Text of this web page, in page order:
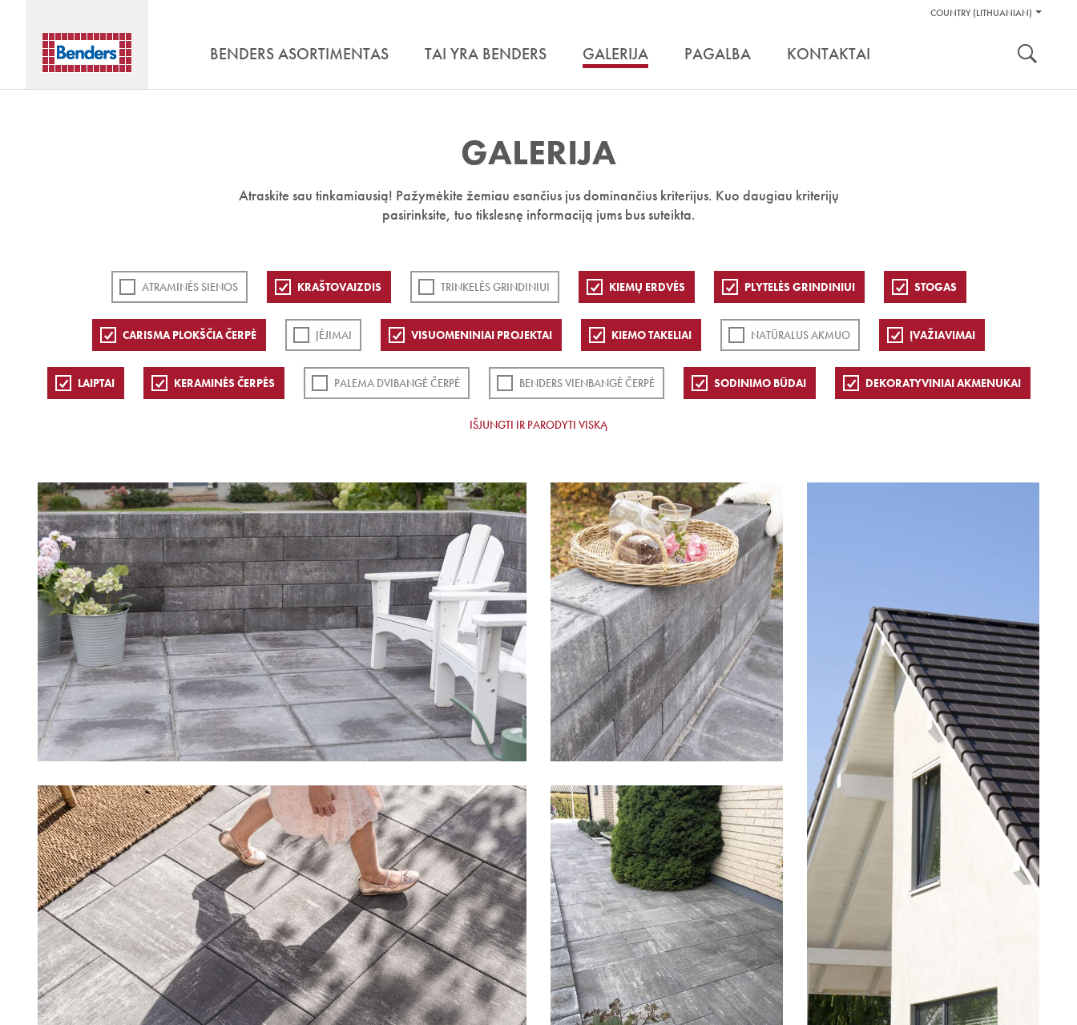
Pagalbos
COUNTRY (LITHUANIAN)
BENDERS ASORTIMENTAS TAI YRA BENDERS GALERIJA PAGALBA KONTAKTAI
GALERIJA
Atraskite sau tinkamiausią! Pažymėkite žemiau esančius jus dominančius kriterijus. Kuo daugiau kriterijų
pasirinksite, tuo tikslesnę informaciją jums bus suteikta.
ATRAMINĖS SIENOS KRAŠTOVAIZDIS TRINKELĖS GRINDINIUI KIEMŲ ERDVĖS PLYTELĖS GRINDINIUI STOGAS
CARISMA PLOKŠČIA ČERPĖ ĮĖJIMAI VISUOMENINIAI PROJEKTAI KIEMO TAKELIAI NATŪRALUS AKMUO ĮVAŽIAVIMAI
LAIPTAI KERAMINĖS ČERPĖS PALEMA DVIBANGĖ ČERPĖ BENDERS VIENBANGĖ ČERPĖ SODINIMO BŪDAI DEKORATYVINIAI AKMENUKAI
IŠJUNGTI IR PARODYTI VISKĄ